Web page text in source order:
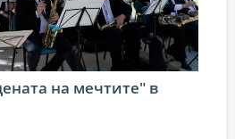
на мечтите" в